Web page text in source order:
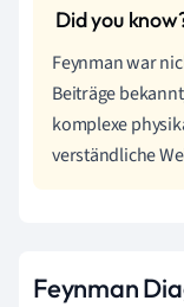
Feynman war
Beiträge
komplexe
verständliche
Feynman